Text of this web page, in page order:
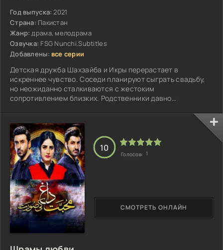
Год выпуска: 2021
Страна: Пакистан
Жанр: драма, мелодрама
Озвучка: FSG Nunchi.Subtitles
Добавлены: все серии
Детская дружба Шахзайба и Икры перерастает в
искреннее чувство. Соседи планируют сыграть свадьбу,
но неожиданно сталкиваются с жестоким
сопротивлением близких. Родственники давно
СМОТРЕТЬ ОНЛАЙН
10
Голосов: 1